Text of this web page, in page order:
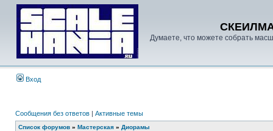
Думаете, что можете собрать
Вход
Сообщения без ответов | Активные темы
Список форумов » Мастерская » Диорамы